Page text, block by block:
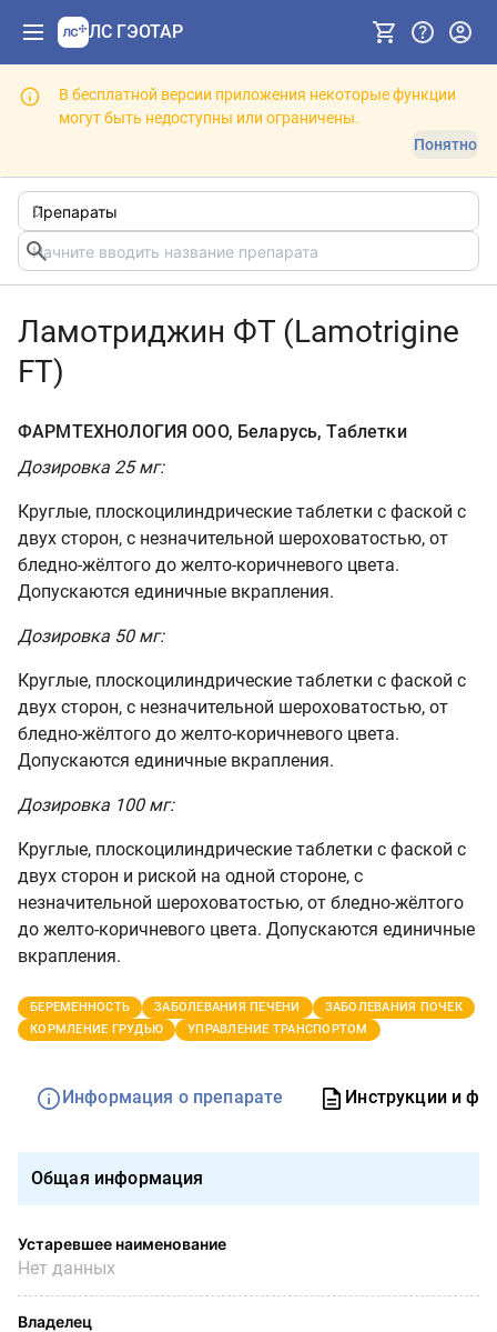
ЛС ГЭОТАР
В бесплатной версии приложения некоторые функции
могут быть недоступны или ограничены.
Понятно
Ламотриджин ФТ (Lamotrigine
FT)
ФАРМТЕХНОЛОГИЯ ООО, Беларусь, Таблетки
Дозировка 25 мг:
Круглые, плоскоцилиндрические таблетки с фаской с
двух сторон, с незначительной шероховатостью, от
бледно-жёлтого до желто-коричневого цвета.
Допускаются единичные вкрапления.
Дозировка 50 мг:
Круглые, плоскоцилиндрические таблетки с фаской с
двух сторон, с незначительной шероховатостью, от
бледно-жёлтого до желто-коричневого цвета.
Допускаются единичные вкрапления.
Дозировка 100 мг:
Круглые, плоскоцилиндрические таблетки с фаской с
двух сторон и риской на одной стороне, с
незначительной шероховатостью, от бледно-жёлтого
до желто-коричневого цвета. Допускаются единичные
вкрапления.
БЕРЕМЕННОСТЬ ЗАБОЛЕВАНИЯ ПЕЧЕНИ
ЗАБОЛЕВАНИЯ ПОЧЕК
КОРМЛЕНИЕ ГРУДЬЮ
УПРАВЛЕНИЕ ТРАНСПОРТОМ
Информация о препарате Инструкции и
Общая информация
Устаревшее наименование
Нет данных
Владелец